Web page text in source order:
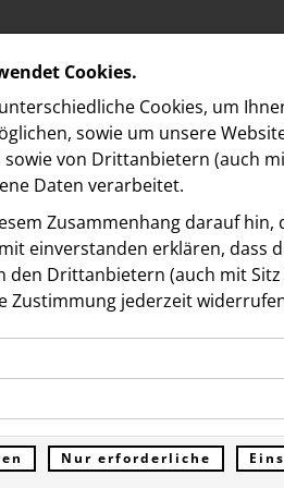
Launch von
Cookies.
Cookies, um
sowie um unsere
von Drittanbietern (auch
Daten verarbeitet.
Zusammenhang darauf hin,
ein­ver­standen erklären, dass
den Drittanbietern (auch mit
Zustimmung jederzeit
ermöglichen grundlegende
der Website erforderlich.
Daten und werden an
erfassen Informationen
unsere Besucher unsere
Nur erforderliche